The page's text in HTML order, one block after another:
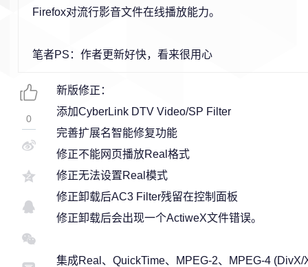
Firefox对流行影音文件在线播放能力。
笔者PS：作者更新好快，看来很用心
新版修正：
添加CyberLink DTV Video/SP Filter
完善扩展名智能修复功能
修正不能网页播放Real格式
修正无法设置Real模式
修正卸载后AC3 Filter残留在控制面板
修正卸载后会出现一个ActiweX文件错误。
集成Real、QuickTime、MPEG-2、MPEG-4
0